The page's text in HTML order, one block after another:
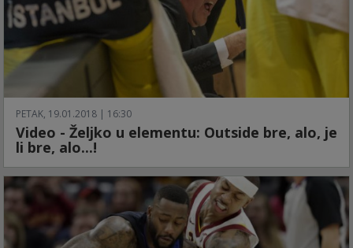
PETAK, 19.01.2018 | 16:30
Video - Željko u elementu: Outside bre, alo, je
li bre, alo...!